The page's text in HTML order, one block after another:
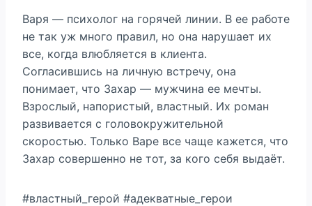
Варя — психолог на горячей линии. В ее работе
не так уж много правил, но она нарушает их
все, когда влюбляется в клиента.
Согласившись на личную встречу, она
понимает, что Захар — мужчина ее мечты.
Взрослый, напористый, властный. Их роман
развивается с головокружительной
скоростью. Только Варе все чаще кажется, что
Захар совершенно не тот, за кого себя выдаёт.
#властный_герой #адекватные_герои